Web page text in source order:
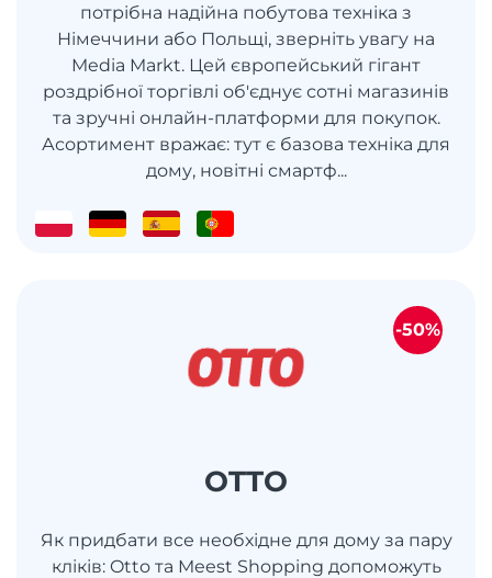
потрібна надійна побутова техніка з
Німеччини або Польщі, зверніть увагу на
Media Markt. Цей європейський гігант
роздрібної торгівлі об'єднує сотні магазинів
та зручні онлайн-платформи для покупок.
Асортимент вражає: тут є базова техніка для
дому, новітні смартф...
OTTO
Як придбати все необхідне для дому за пару
кліків: Otto та Meest Shopping допоможуть
-50%